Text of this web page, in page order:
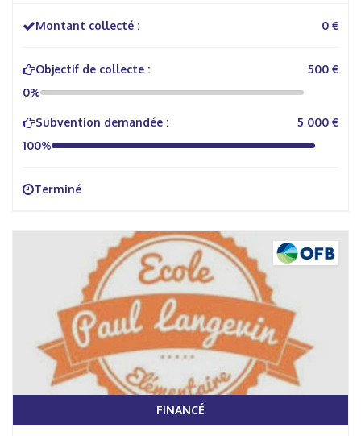
Montant collecté : 0 €
Objectif de collecte :
500 €
0%
Subvention demandée :
5 000 €
100%
Terminé
FINANCÉ